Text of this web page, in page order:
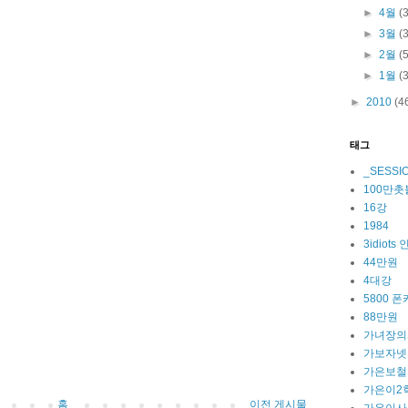
이전 게시물
홈
►4월
►3월
►2월
► 1월
► 2010
태그
100만촛
16강
1984
3idiots
44만원
4대강
5800 폰
88만원
가녀장
가보자넷
가은보
가은이2